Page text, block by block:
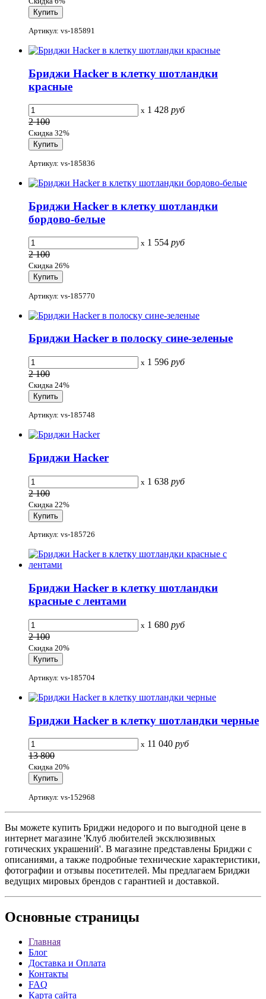
Артикул: vs-185891
Бриджи Hacker в клетку шотландки
красные
x 1 428 руб
2 100
Скидка 32%
Артикул: vs-185836
Бриджи Hacker в клетку шотландки
бордово-белые
x 1 554 руб
2 100
Скидка 26%
Артикул: vs-185770
Бриджи Hacker в полоску сине-зеленые
x 1 596 руб
2 100
Скидка 24%
Артикул: vs-185748
Бриджи Hacker
x 1 638 руб
2 100
Скидка 22%
Артикул: vs-185726
Бриджи Hacker в клетку шотландки
красные с лентами
x 1 680 руб
2 100
Скидка 20%
Артикул: vs-185704
Бриджи Hacker в клетку шотландки черные
x 11 040 руб
13 800
Скидка 20%
Артикул: vs-152968
Вы можете купить Бриджи недорого и по выгодной цене в
интернет магазине 'Клуб любителей эксклюзивных
готических украшений'. В магазине представлены Бриджи с
описаниями, а также подробные технические характеристики,
фотографии и отзывы посетителей. Мы предлагаем Бриджи
ведущих мировых брендов с гарантией и доставкой.
Основные страницы
Главная
Блог
Доставка и Оплата
Контакты
FAQ
Карта сайта